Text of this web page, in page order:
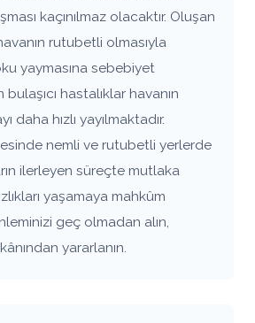
kaçınılmaz olacaktır. Oluşan
rutubetli olmasıyla
yaymasına sebebiyet
hastalıklar havanın
daha hızlı yayılmaktadır.
nemli ve rutubetli yerlerde
ilerleyen süreçte mutlaka
yaşamaya mahkûm
geç olmadan alın,
yararlanın.